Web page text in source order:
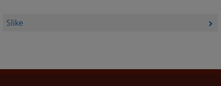
Slike